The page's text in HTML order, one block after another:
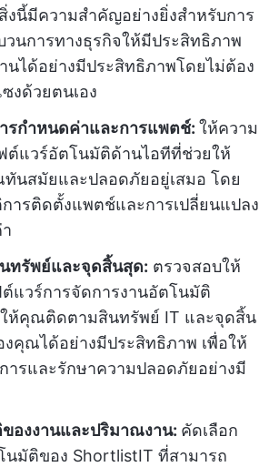
งนี้มีความสำคัญอย่างยิ่งสำหรับการ
วนการทางธุรกิจให้มีประสิทธิภาพ
นได้อย่างมีประสิทธิภาพโดยไม่ต้อง
งด้วยตนเอง
รกำหนดค่าและการแพตช์: ให้ความ
แวร์อัตโนมัติด้านไอทีที่ช่วยให้
นสมัยและปลอดภัยอยู่เสมอ โดย
ารติดตั้งแพตช์และการเปลี่ยนแปลง
ทรัพย์และจุดสิ้นสุด: ตรวจสอบให้
แวร์การจัดการงานอัตโนมัติ
ห้คุณติดตามสินทรัพย์ IT และจุดสิ้น
คุณได้อย่างมีประสิทธิภาพ เพื่อให้
ารและรักษาความปลอดภัยอย่างมี
องงานและปริมาณงาน: คัดเลือก
นมัติของ ShortlistIT ที่สามารถ